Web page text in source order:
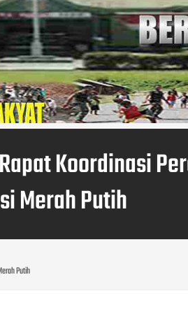
Koordinasi
Merah Putih
Putih